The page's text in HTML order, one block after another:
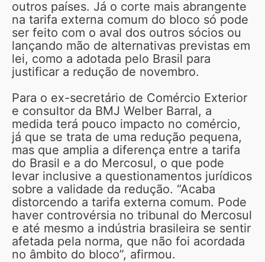
outros países. Já o corte mais abrangente
na tarifa externa comum do bloco só pode
ser feito com o aval dos outros sócios ou
lançando mão de alternativas previstas em
lei, como a adotada pelo Brasil para
justificar a redução de novembro.
Para o ex-secretário de Comércio Exterior
e consultor da BMJ Welber Barral, a
medida terá pouco impacto no comércio,
já que se trata de uma redução pequena,
mas que amplia a diferença entre a tarifa
do Brasil e a do Mercosul, o que pode
levar inclusive a questionamentos jurídicos
sobre a validade da redução. “Acaba
distorcendo a tarifa externa comum. Pode
haver controvérsia no tribunal do Mercosul
e até mesmo a indústria brasileira se sentir
afetada pela norma, que não foi acordada
no âmbito do bloco”, afirmou.